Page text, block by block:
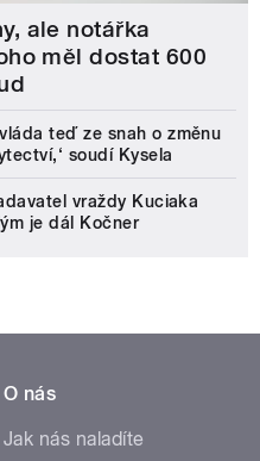
ale notářka
měl dostat 600
teď ze snah o změnu
soudí Kysela
vraždy Kuciaka
je dál Kočner
O nás
Jak nás naladíte